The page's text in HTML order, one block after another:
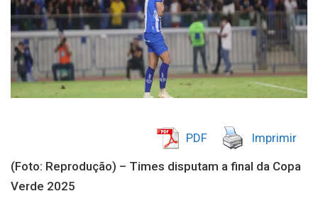
PDF Imprimir
(Foto: Reprodução) – Times disputam a final da Copa
Verde 2025